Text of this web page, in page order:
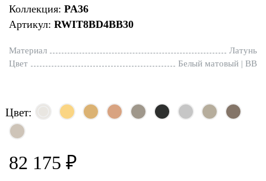
Коллекция: PA36
Артикул: RWIT8BD4BB30
Материал
Латунь
Цвет
Белый матовый | BB
Цвет:
82 175 ₽